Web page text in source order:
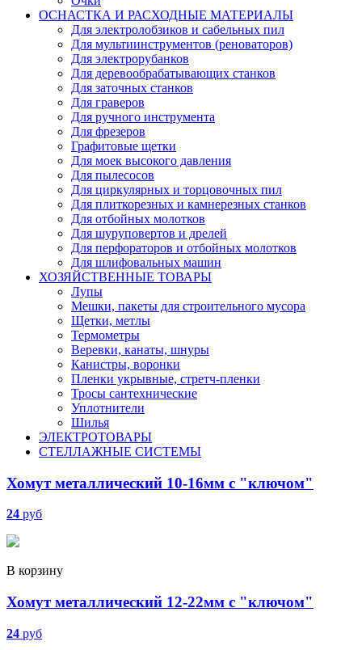
ОСНАСТКА И РАСХОДНЫЕ МАТЕРИАЛЫ
Для электролобзиков и сабельных пил
Для мультиинструментов (реноваторов)
Для электрорубанков
Для деревообрабатывающих станков
Для заточных станков
Для граверов
Для ручного инструмента
Для фрезеров
Графитовые щетки
Для моек высокого давления
Для пылесосов
Для циркулярных и торцовочных пил
Для плиткорезных и камнерезных станков
Для отбойных молотков
Для шуруповертов и дрелей
Для перфораторов и отбойных молотков
Для шлифовальных машин
ХОЗЯЙСТВЕННЫЕ ТОВАРЫ
Лупы
Мешки, пакеты для строительного мусора
Щетки, метлы
Термометры
Веревки, канаты, шнуры
Канистры, воронки
Пленки укрывные, стретч-пленки
Тросы сантехнические
Уплотнители
Шилья
ЭЛЕКТРОТОВАРЫ
СТЕЛЛАЖНЫЕ СИСТЕМЫ
Хомут металлический 10-16мм с "ключом"
24 руб
В корзину
Хомут металлический 12-22мм с "ключом"
24 руб